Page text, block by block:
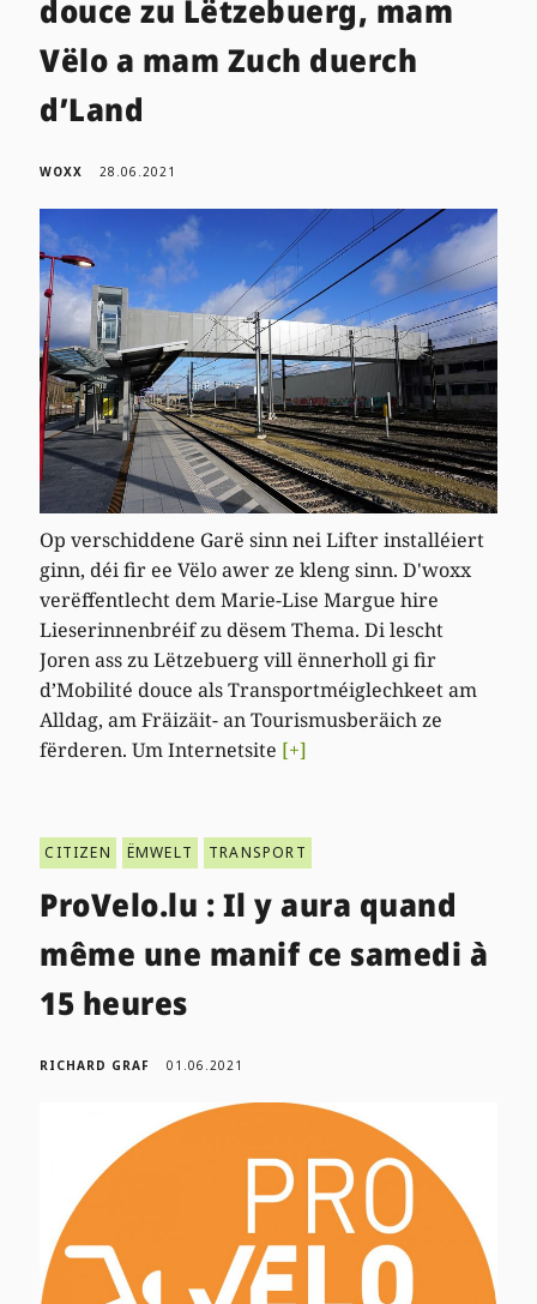
douce zu Lëtzebuerg, mam
Vëlo a mam Zuch duerch
d’Land
WOXX 28.06.2021
Op verschiddene Garë sinn nei Lifter installéiert
ginn, déi fir ee Vëlo awer ze kleng sinn. D'woxx
verëffentlecht dem Marie-Lise Margue hire
Lieserinnenbréif zu dësem Thema. Di lescht
Joren ass zu Lëtzebuerg vill ënnerholl gi fir
d’Mobilité douce als Transportméiglechkeet am
Alldag, am Fräizäit- an Tourismusberäich ze
fërderen. Um Internetsite [+]
CITIZEN ËMWELT TRANSPORT
ProVelo.lu : Il y aura quand
même une manif ce samedi à
15 heures
RICHARD GRAF 01.06.2021